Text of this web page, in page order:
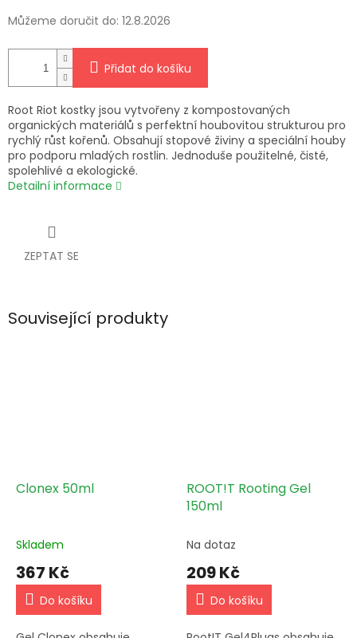
Můžeme doručit do: 12.8.2026
Přidat do košíku
Root Riot kostky jsou vytvořeny z kompostovaných
organických materiálů s perfektní houbovitou strukturou pro
rychlý růst kořenů. Obsahují stopové živiny a speciální houby
pro podporu mladých rostlin. Jednoduše použitelné, čisté,
spolehlivé a ekologické.
Detailní informace
ZEPTAT SE
Související produkty
Clonex 50ml
Skladem
367 Kč
Do košíku
ROOT!T Rooting Gel
150ml
Na dotaz
209 Kč
Do košíku